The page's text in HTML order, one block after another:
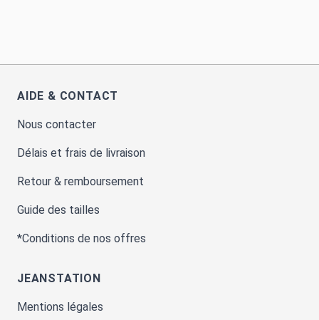
AIDE & CONTACT
Nous contacter
Délais et frais de livraison
Retour & remboursement
Guide des tailles
*Conditions de nos offres
JEANSTATION
Mentions légales